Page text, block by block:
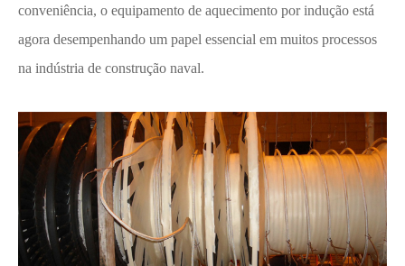
conveniência, o equipamento de aquecimento por indução está
agora desempenhando um papel essencial em muitos processos
na indústria de construção naval.